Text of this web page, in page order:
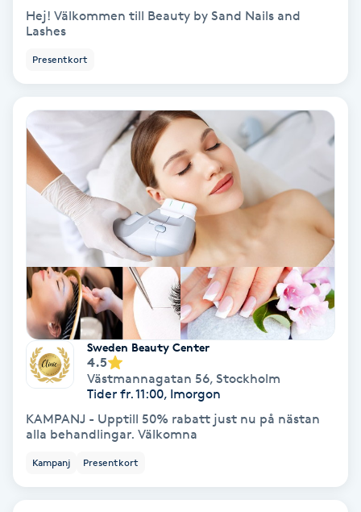
Svensk massage
Tuina-massage
Taktil massage
Tandblekning
Tandläkare
Tatuering
Tatueringsborttagning
Hej! Välkommen till Beauty by Sand Nails and
Lashes
Presentkort
Sweden Beauty Center
4.5
Västmannagatan 56, Stockholm
Tider fr. 11:00, Imorgon
KAMPANJ - Upptill 50% rabatt just nu på nästan
alla behandlingar. Välkomna
Kampanj Presentkort